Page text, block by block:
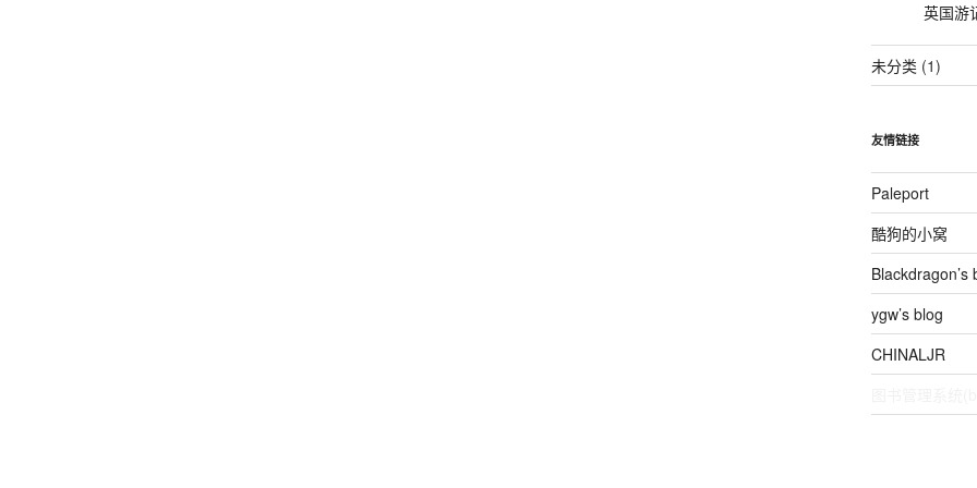
英国游
未分类(1)
友情链接
Paleport
酷狗的小窝
Blackdragon’s
ygw’s blog
CHINALJR